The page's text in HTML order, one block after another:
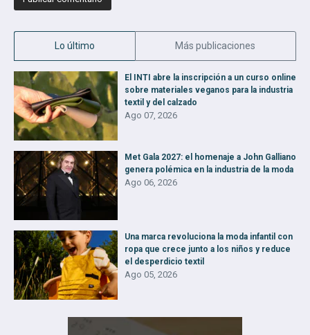
Lo último Más publicaciones
El INTI abre la inscripción a un curso online
sobre materiales veganos para la industria
textil y del calzado
Ago 07, 2026
Met Gala 2027: el homenaje a John Galliano
genera polémica en la industria de la moda
Ago 06, 2026
Una marca revoluciona la moda infantil con
ropa que crece junto a los niños y reduce
el desperdicio textil
Ago 05, 2026